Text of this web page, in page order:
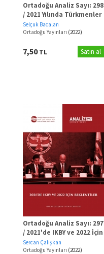
Ortadoğu Analiz Sayı: 298
/ 2021 Yılında Türkmenler
ve 2022’den Beklentiler
Selçuk Bacalan
Ortadoğu Yayınları (2022)
7,50TL Satın al
Ortadoğu Analiz Sayı: 297
/ 2021'de IKBY ve 2022 İçin
Beklentiler
Sercan Çalışkan
Ortadoğu Yayınları (2022)